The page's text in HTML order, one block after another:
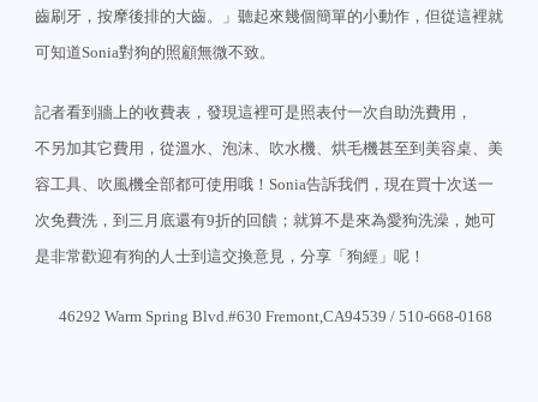
齒刷牙，按摩後排的大齒。」聽起來幾個簡單的小動作，但從這裡就
可知道Sonia對狗的照顧無微不致。
記者看到牆上的收費表，發現這裡可是照表付一次自助洗費用，
不另加其它費用，從溫水、泡沫、吹水機、烘毛機甚至到美容桌、美
容工具、吹風機全部都可使用哦！ Sonia告訴我們，現在買十次送一
次免費洗，到三月底還有9折的回饋；就算不是來為愛狗洗澡，她可
是非常歡迎有狗的人士到這交換意見，分享「狗經」呢！
46292 Warm Spring Blvd.#630 Fremont,CA94539 / 510-668-0168